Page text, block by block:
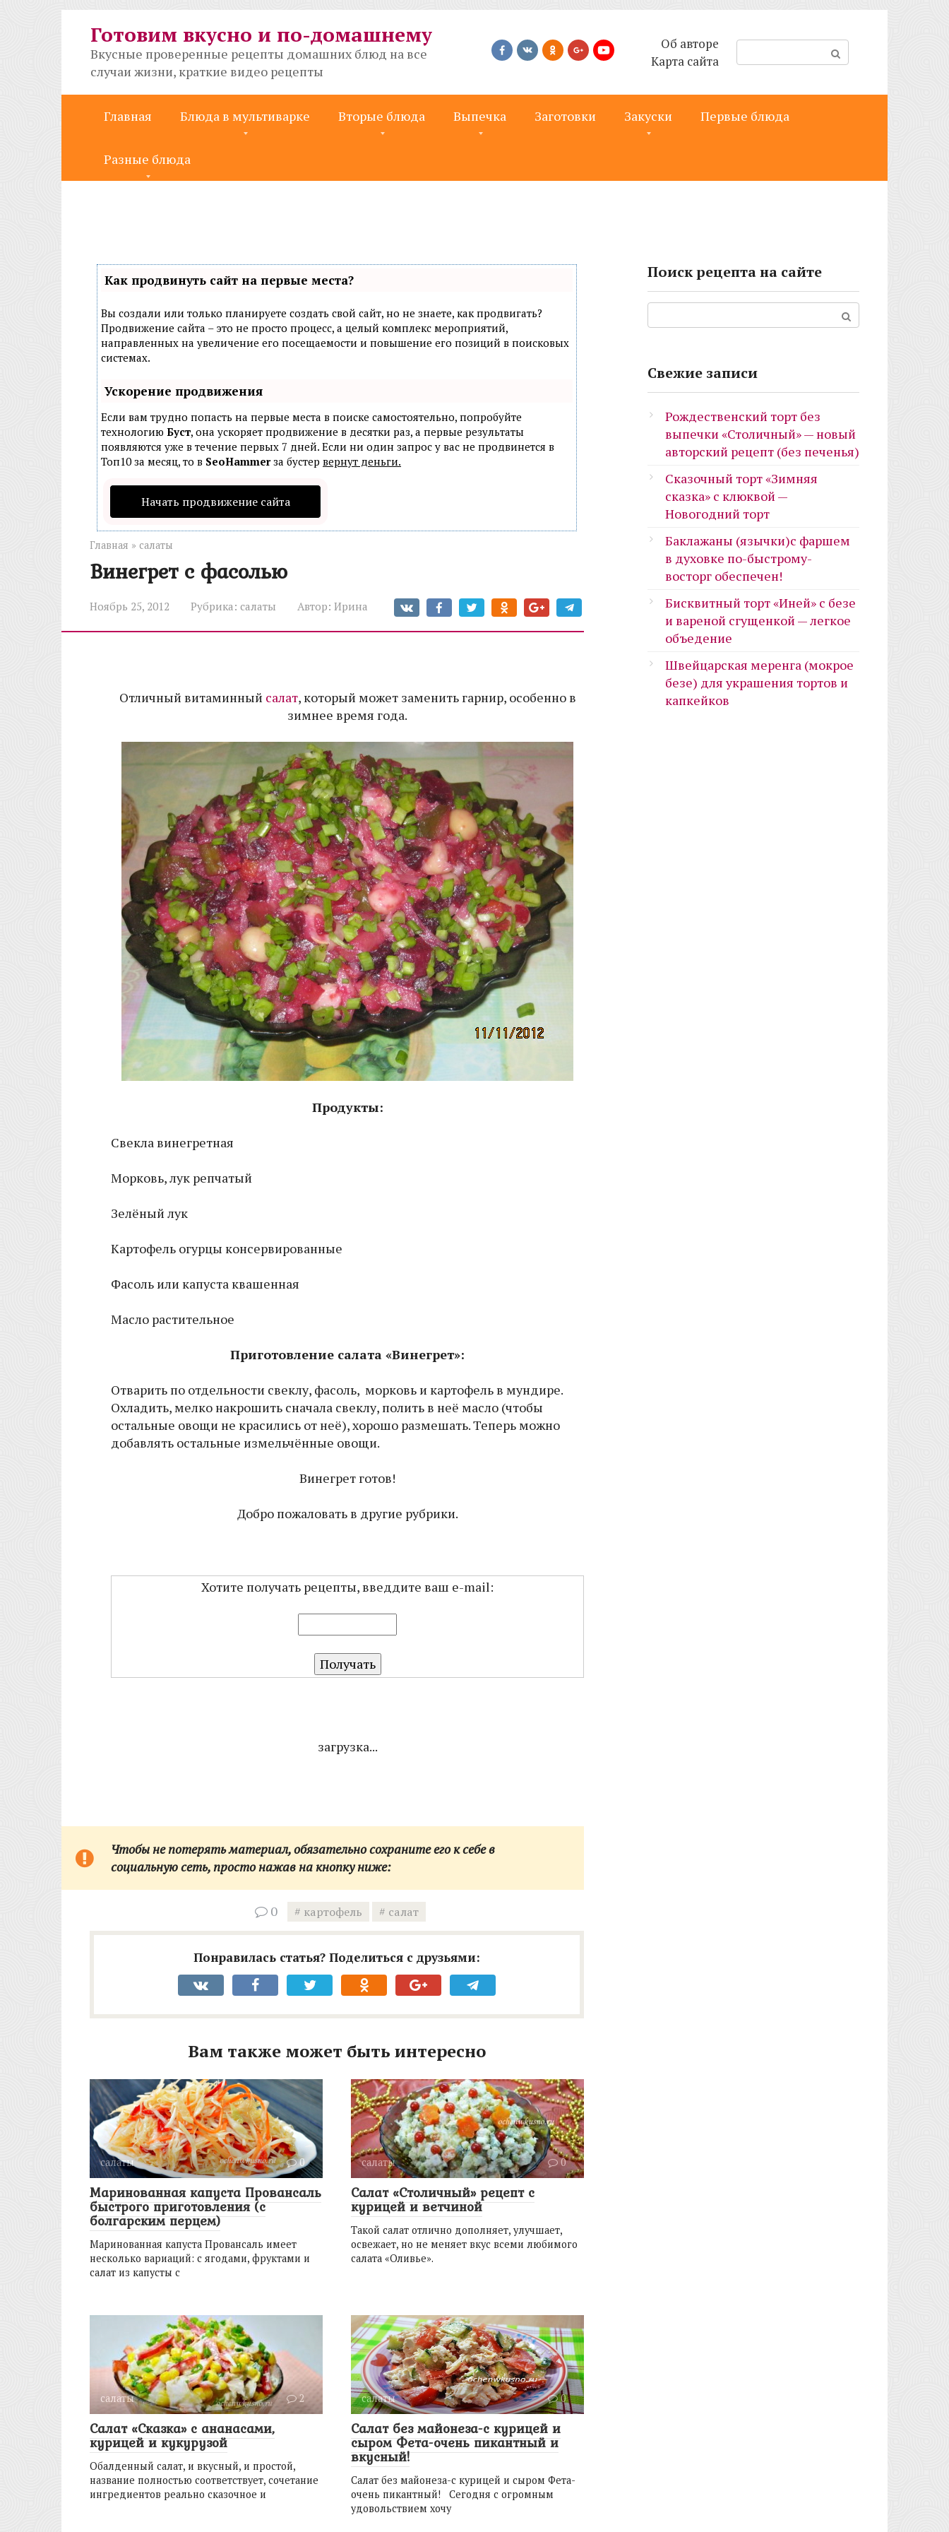
Готовим вкусно и по-домашнему
Вкусные проверенные рецепты домашних блюд на все
случаи жизни, краткие видео рецепты
Об авторе
Карта сайта
о
к
Главная Блюда в мультиварке Вторые блюда Выпечка Заготовки Закуски Первые блюда
Разные блюда
Как продвинуть сайт на первые места?
Вы создали или только планируете создать свой сайт, но не знаете, как продвигать?
Продвижение сайта – это не просто процесс, а целый комплекс мероприятий,
направленных на увеличение его посещаемости и повышение его позиций в поисковых
системах.
Ускорение продвижения
Если вам трудно попасть на первые места в поиске самостоятельно, попробуйте
технологию Буст, она ускоряет продвижение в десятки раз, а первые результаты
появляются уже в течение первых 7 дней. Если ни один запрос у вас не продвинется в
Топ10 за месяц, то в SeoHammerза бустер вернут деньги.
Начать продвижение сайта
Главная » салаты
Винегрет с фасолью
Ноябрь 25, 2012 Рубрика: салаты Автор: Ирина
Отличный витаминный салат, который может заменить гарнир, особенно в
зимнее время года.
Продукты:
Свекла винегретная
Морковь, лук репчатый
Зелёный лук
Картофель огурцы консервированные
Фасоль или капуста квашенная
Масло растительное
Приготовление салата «Винегрет»:
Отварить по отдельности свеклу, фасоль, морковь и картофель в мундире.
Охладить, мелко накрошить сначала свеклу, полить в неё масло (чтобы
остальные овощи не красились от неё), хорошо размешать. Теперь можно
добавлять остальные измельчённые овощи.
Винегрет готов!
Добро пожаловать в другие рубрики.
Хотите получать рецепты, введдите ваш e-mail:
загрузка...
Чтобы не потерять материал, обязательно сохраните его к себе в
социальную сеть,просто нажав на кнопку ниже:
0 картофель салат
Понравилась статья? Поделиться с друзьями:
Вам также может быть интересно
салаты 0
Маринованная капуста Провансаль
быстрого приготовления (с
болгарским перцем)
Маринованная капуста Провансаль имеет
несколько вариаций: с ягодами, фруктами и
салат из капусты с
салаты 0
Салат «Столичный» рецепт с
курицей и ветчиной
Такой салат отлично дополняет, улучшает,
освежает, но не меняет вкус всеми любимого
салата «Оливье».
салаты 2
Салат «Сказка» с ананасами,
курицей и кукурузой
Обалденный салат, и вкусный, и простой,
название полностью соответствует, сочетание
ингредиентов реально сказочное и
салаты 0
Салат без майонеза-с курицей и
сыром Фета-очень пикантный и
вкусный!
Салат без майонеза-с курицей и сыром Фета-
очень пикантный! Сегодня с огромным
удовольствием хочу
Поиск рецепта на сайте
Свежие записи
Рождественский торт без
выпечки «Столичный» — новый
авторский рецепт (без печенья)
Сказочный торт «Зимняя
сказка» с клюквой —
Новогодний торт
Баклажаны (язычки)с фаршем
в духовке по-быстрому-
восторг обеспечен!
Бисквитный торт «Иней» с безе
и вареной сгущенкой — легкое
объедение
Швейцарская меренга (мокрое
безе) для украшения тортов и
капкейков